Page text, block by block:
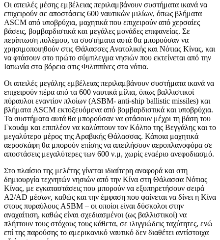
Οι απειλές μέσης εμβέλειας περιλαμβάνουν συστήματα ικανά να
επιχειρούν σε αποστάσεις 600 ναυτικών μιλίων, όπως βλήματα
ASCM από υποβρύχια, μαχητικά που επιχειρούν από χερσαίες
βάσεις, βομβαρδιστικά και μεγάλες μονάδες επιφανείας. Σε
περίπτωση πολέμου, τα συστήματα αυτά θα μπορούσαν να
χρησιμοποιηθούν στις Θάλασσες Ανατολικής και Νότιας Κίνας, και
να φτάσουν στο πρώτο σύμπλεγμα νησιών που εκτείνεται από την
Ιαπωνία στα βόρεια στις Φιλιππίνες στα νότια.
Οι απειλές μεγάλης εμβέλειας περιλαμβάνουν συστήματα ικανά να
επιχειρούν πέρα από τα 600 ναυτικά μίλια, όπως βαλλιστικοί
πύραυλοι εναντίον πλοίων (ASBM- anti-ship ballistic missiles) και
βλήματα ASCM εκτοξευόμενα από βομβαρδιστικά και υποβρύχια.
Τα συστήματα αυτά θα μπορούσαν να φτάσουν μέχρι τη βάση του
Γκουάμ και επιπλέον να καλύπτουν τον Κόλπο της Βεγγάλης και το
μεγαλύτερο μέρος της Αραβικής Θάλασσας. Κάποια μαχητικά
αεροσκάφη θα μπορούν επίσης να απειλήσουν αεροπλανοφόρα σε
αποστάσεις μεγαλύτερες των 600 ν.μ, χωρίς εναέριο ανεφοδιασμό.
Στο πλαίσιο της μελέτης γίνεται ιδιαίτερη αναφορά και στη
δημιουργία τεχνητών νησιών από την Κίνα στη Θάλασσα Νότιας
Κίνας, με εγκαταστάσεις που μπορούν να εξυπηρετήσουν σειρά
A2/AD μέσων, καθώς και την έμφαση που φαίνεται να δίνει η Κίνα
στους πυραύλους ASBM – οι οποίοι είναι δύσκολοι στην
αναχαίτιση, καθώς είναι σχεδιασμένοι (ως βαλλιστικοί) να
πλήττουν τους στόχους τους κάθετα, σε ιλιγγιώδεις ταχύτητες, ενώ
επί της παρούσης το αμερικανικό ναυτικό δεν διαθέτει αντίστοιχα